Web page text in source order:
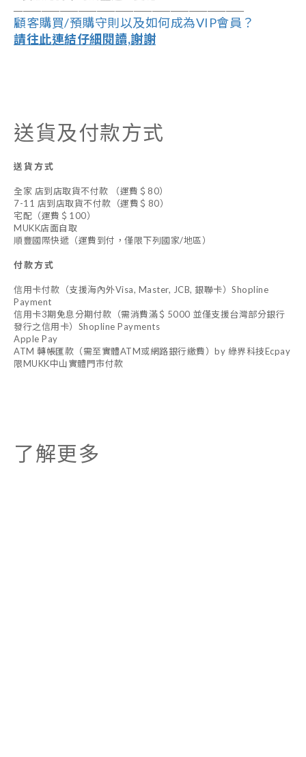
―――――――――――――――――――――――――
顧客購買/預購守則以及如何成為VIP會員？
請往此連結仔細閱讀,謝謝
送貨及付款方式
送貨方式
全家 店到店取貨不付款 （運費＄80）
7-11 店到店取貨不付款（運費＄80）
宅配（運費＄100）
MUKK店面自取
順豐國際快遞（運費到付，僅限下列國家/地區）
付款方式
信用卡付款（支援海內外Visa, Master, JCB, 銀聯卡）Shopline
Payment
信用卡3期免息分期付款（需消費滿＄5000 並僅支援台灣部分銀行
發行之信用卡）Shopline Payments
Apple Pay
ATM 轉帳匯款（需至實體ATM或網路銀行繳費）by 綠界科技Ecpay
限MUKK中山實體門市付款
了解更多